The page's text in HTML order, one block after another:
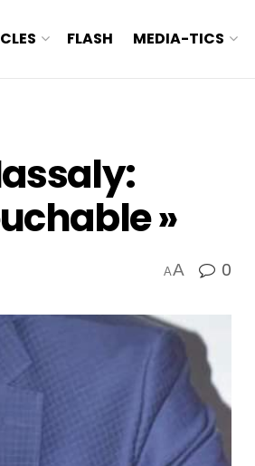
FLASH MEDIA-TICS
»
AA 0